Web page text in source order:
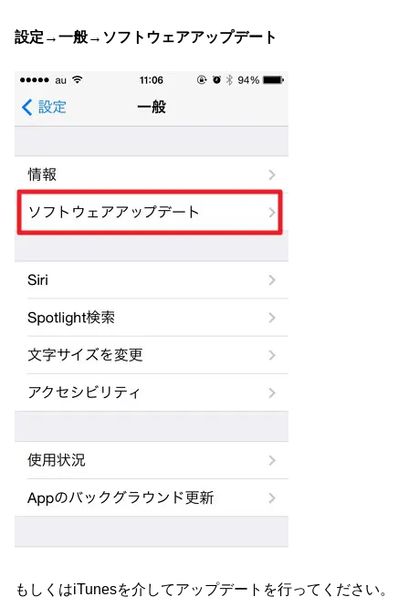
設定→一般→ソフトウェアアップデート
もしくはiTunesを介してアップデートを行ってください。